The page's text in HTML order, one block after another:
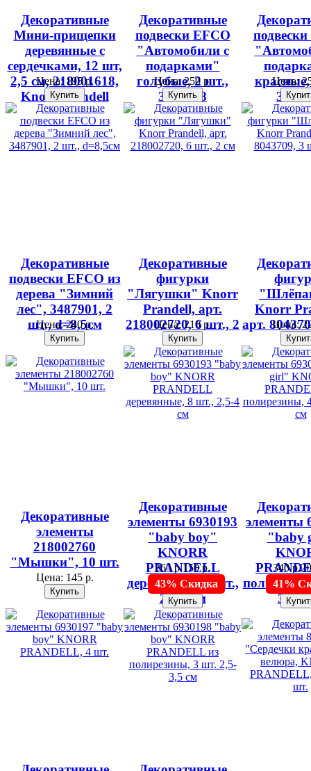
Декоративные
Мини-прищепки
деревянные с
сердечками, 12 шт,
2,5 см, 218001618,
Knorr Prandell
Цена: 195 р.
Декоративные
подвески EFCO
"Автомобили с
подарками"
голубые, 2 шт.,
3486848
Цена:250 р. Цена:
Декоративные
подвески EFCO из
дерева "Зимний
лес", 3487901, 2
шт., d=8,5см
Цена:240 р.
Декоративные
фигурки
"Лягушки" Knorr
Prandell, арт.
218002720, 6 шт., 2
см
Цена:210 р.
Knorr
арт.
5
Цена:
Декоративные
элементы
218002760
"Мышки", 10 шт.
Цена: 145 р.
Декоративные
элементы 6930193
"baby boy"
KNORR
PRANDELL
деревянные, 8 шт.,
2,5-4 см
265 р.150 р.
43% Скидка
элементы
"baby
3-4,5
340 р.
41%